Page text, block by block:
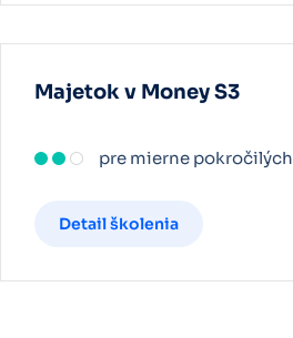
Majetok v Money S3
pre mierne pokročilých
Detail školenia